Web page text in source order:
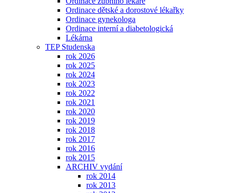
Ordinace dětské a dorostové lékařky
Ordinace gynekologa
Ordinace interní a diabetologická
Lékárna
TEP Studenska
rok 2026
rok 2025
rok 2024
rok 2023
rok 2022
rok 2021
rok 2020
rok 2019
rok 2018
rok 2017
rok 2016
rok 2015
ARCHIV vydání
rok 2014
rok 2013